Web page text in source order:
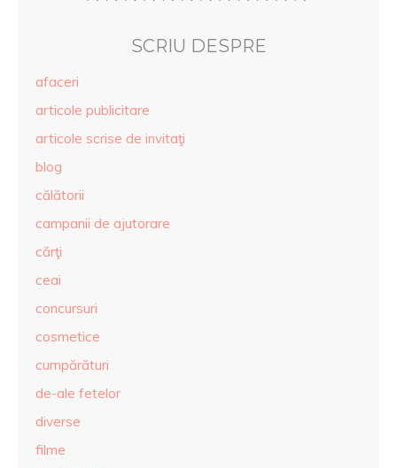
SCRIU DESPRE
afaceri
articole publicitare
articole scrise de invitaţi
blog
călătorii
campanii de ajutorare
cărţi
ceai
concursuri
cosmetice
cumpărături
de-ale fetelor
diverse
filme